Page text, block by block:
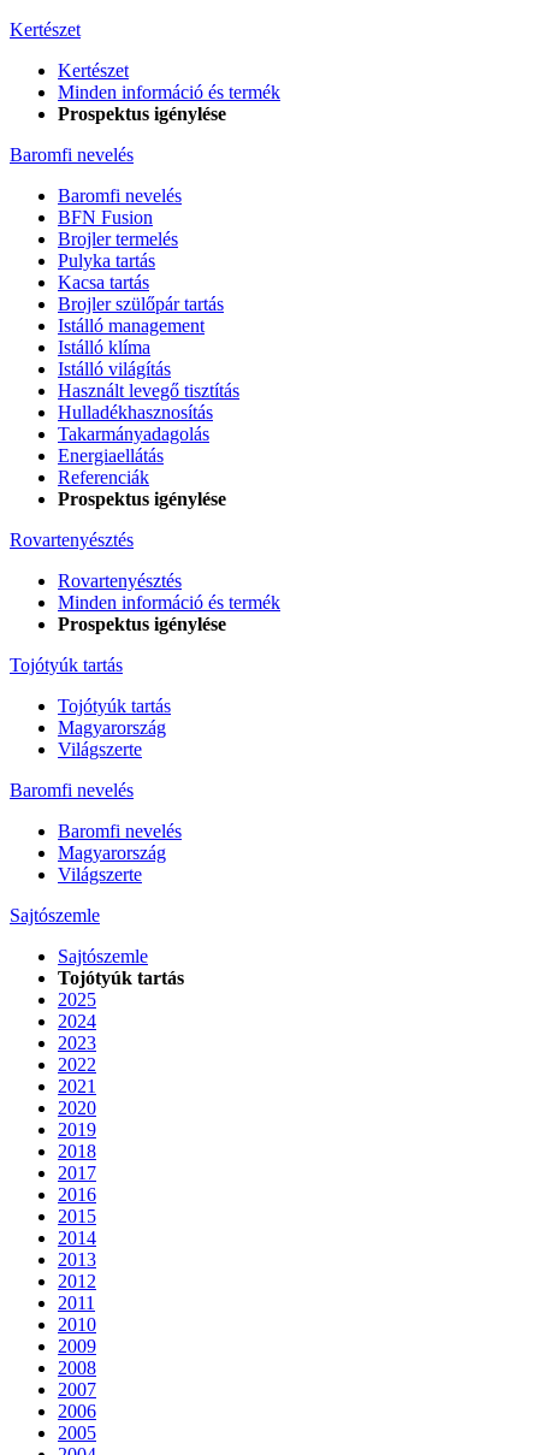
Kertészet
Kertészet
Minden információ és termék
Prospektus igénylése
Baromfi nevelés
Baromfi nevelés
BFN Fusion
Brojler termelés
Pulyka tartás
Kacsa tartás
Brojler szülőpár tartás
Istálló management
Istálló klíma
Istálló világítás
Használt levegő tisztítás
Hulladékhasznosítás
Takarmányadagolás
Energiaellátás
Referenciák
Prospektus igénylése
Rovartenyésztés
Rovartenyésztés
Minden információ és termék
Prospektus igénylése
Tojótyúk tartás
Tojótyúk tartás
Magyarország
Világszerte
Baromfi nevelés
Baromfi nevelés
Magyarország
Világszerte
Sajtószemle
Sajtószemle
Tojótyúk tartás
2025
2024
2023
2022
2021
2020
2019
2018
2017
2016
2015
2014
2013
2012
2011
2010
2009
2008
2007
2006
2005